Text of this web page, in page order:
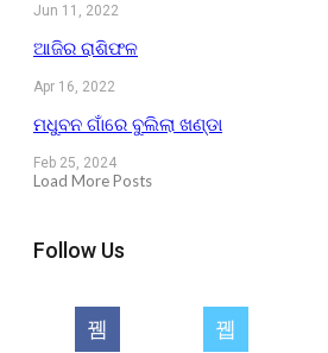
Jun 11, 2022
ଆଜିର ରାଶିଫଳ
Apr 16, 2022
ମଧୁବନ ଗାଁରେ ବୁଲିଲା ଖଣ୍ଡା
Feb 25, 2024
Load More Posts
Follow Us